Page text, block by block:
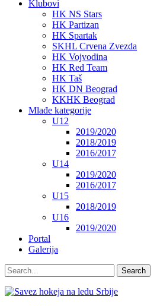
Klubovi
HK NS Stars
HK Partizan
HK Spartak
SKHL Crvena Zvezda
HK Vojvodina
HK Red Team
HK Taš
HK DN Beograd
KKHK Beograd
Mlađe kategorije
U12
2019/2020
2018/2019
2016/2017
U14
2019/2020
2016/2017
U15
2018/2019
U16
2019/2020
Portal
Galerija